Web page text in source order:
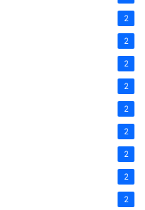
2
2
2
2
2
2
2
2
2